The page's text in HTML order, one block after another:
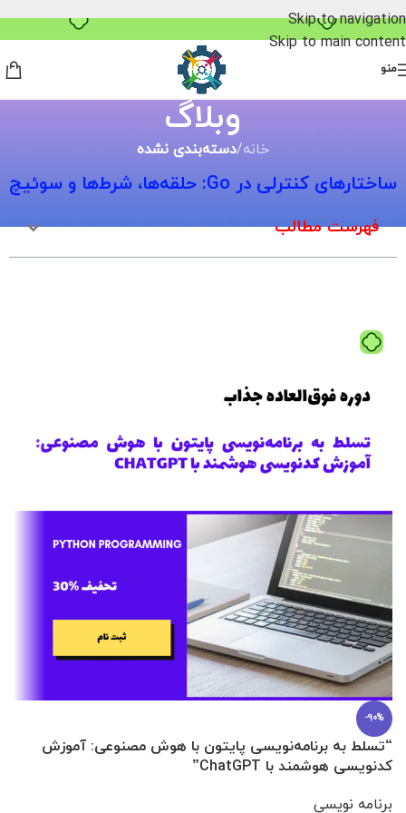
۴ قسط، بدون کارمزد
Skip to navigation
Skip to main content
منو
وبلاگ
خانه/دسته‌بندی نشده
ساختارهای کنترلی در Go: حلقه‌ها، شرط‌ها و سوئیچ
فهرست مطالب
-90%
“تسلط به برنامه‌نویسی پایتون با هوش مصنوعی: آموزش
کدنویسی هوشمند با ChatGPT”
برنامه نویسی